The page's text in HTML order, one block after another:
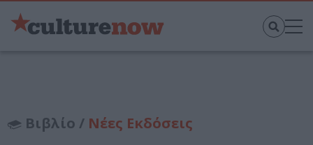
Βιβλίο / Νέες Εκδόσεις